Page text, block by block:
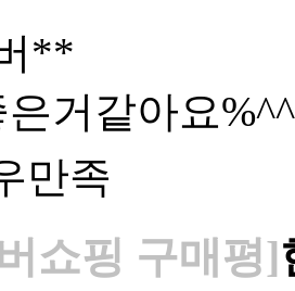
**
거같아요%^^
만족
쇼핑 구매평]